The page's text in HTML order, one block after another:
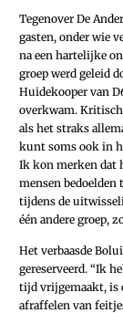
Tegenover De
gasten, onder wie
na een hartelijke
groep werd geleid
Huidekooper van
overkwam.
als het straks
kunt soms ook in
Ik kon merken dat
mensen bedoelden
tijdens de
één andere groep,
Het verbaasde
gereserveerd. “Ik
tijd vrijgemaakt, is
afraffelen van